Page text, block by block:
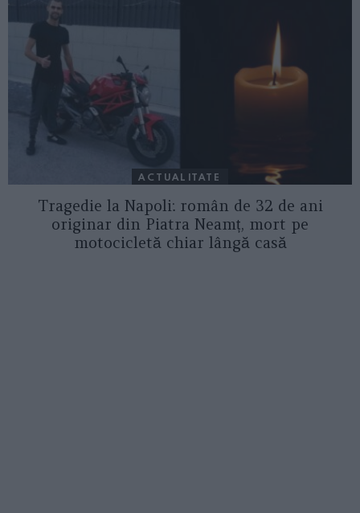
ACTUALITATE
Tragedie la Napoli: român de 32 de ani
originar din Piatra Neamț, mort pe
motocicletă chiar lângă casă